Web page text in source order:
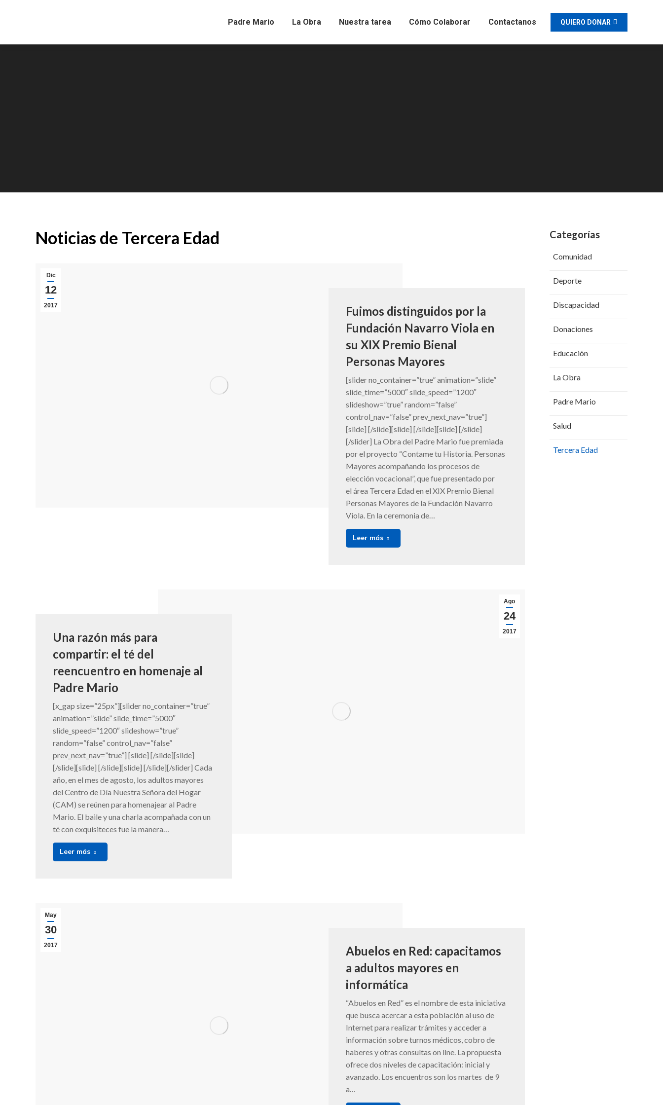
Padre Mario La Obra Nuestra tarea Cómo Colaborar Contactanos QUIERO DONAR
Noticias de Tercera Edad
Dic
12
2017
Fuimos distinguidos por la
Fundación Navarro Viola en
su XIX Premio Bienal
Personas Mayores
[slider no_container=”true” animation=”slide”
slide_time=”5000″ slide_speed=”1200″
slideshow=”true” random=”false”
control_nav=”false” prev_next_nav=”true”]
[slide] [/slide][slide] [/slide][slide] [/slide]
[/slider] La Obra del Padre Mario fue premiada
por el proyecto “Contame tu Historia. Personas
Mayores acompañando los procesos de
elección vocacional”, que fue presentado por
el área Tercera Edad en el XIX Premio Bienal
Personas Mayores de la Fundación Navarro
Viola. En la ceremonia de…
Leer más
Ago
24
2017
Una razón más para
compartir: el té del
reencuentro en homenaje al
Padre Mario
[x_gap size=”25px”][slider no_container=”true”
animation=”slide” slide_time=”5000″
slide_speed=”1200″ slideshow=”true”
random=”false” control_nav=”false”
prev_next_nav=”true”] [slide] [/slide][slide]
[/slide][slide] [/slide][slide] [/slide][/slider] Cada
año, en el mes de agosto, los adultos mayores
del Centro de Día Nuestra Señora del Hogar
(CAM) se reúnen para homenajear al Padre
Mario. El baile y una charla acompañada con un
té con exquisiteces fue la manera…
Leer más
May
30
2017
Abuelos en Red: capacitamos
a adultos mayores en
informática
“Abuelos en Red” es el nombre de esta iniciativa
que busca acercar a esta población al uso de
Internet para realizar trámites y acceder a
información sobre turnos médicos, cobro de
haberes y otras consultas on line. La propuesta
ofrece dos niveles de capacitación: inicial y
avanzado. Los encuentros son los martes de 9
a…
Categorías
Comunidad
Deporte
Discapacidad
Donaciones
Educación
La Obra
Padre Mario
Salud
Tercera Edad